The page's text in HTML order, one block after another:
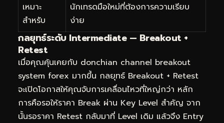
เหมาะ
สำหรับ
นักเทรดมือใหม่ที่ต้องการความเรียบ
ง่าย
กลยุทธ์ระดับ Intermediate — Breakout +
Retest
เมื่อคุณคุ้นเคยกับ donchian channel breakout
system forex มากขึ้น กลยุทธ์ Breakout + Retest
จะเปิดโอกาสให้คุณจับการเคลื่อนไหวที่ใหญ่กว่า หลัก
การคือรอให้ราคา Break ผ่าน Key Level สำคัญ จาก
นั้นรอราคา Retest กลับมาที่ Level เดิม แล้วจึง Entry